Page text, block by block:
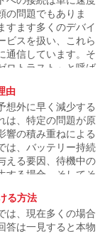
の問題でもありま
すます多くのデバイ
ビスを扱い、これら
通信しています。そ
ロトラスト」と呼ば
にしています。こ
がなぜ生まれたの
インターネットの普
されるのかを説明し
由
想外に早く減少する
は、特定の問題が原
響の積み重ねによる
は、バッテリー持続
える要因、待機中の
する場合、そしてそ
します。
る方法
は、現在多くの場合
答は一見すると本物